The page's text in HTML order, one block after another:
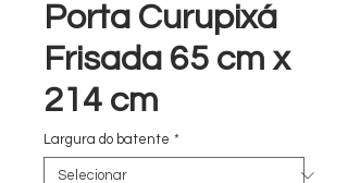
Porta Curupixá
Frisada 65 cm x
214 cm
Largura do batente *